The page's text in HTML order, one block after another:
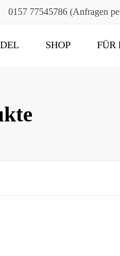
0157 77545786 (Anfragen
HALS
SHOP FÜR